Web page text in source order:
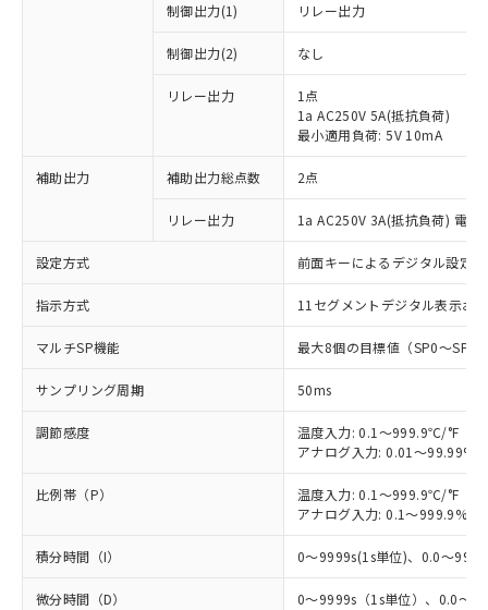
制御出力(1) リレー出力
制御出力(2) なし
リレー出力
1点
1a AC250V 5A(抵抗負荷)
最小適用負荷: 5V 10mA
補助出力 補助出力総点数 2点
リレー出力 1a AC250V 3A(抵抗負荷) 電
設定方式 前面キーによるデジタル設定
指示方式 11セグメントデジタル表示お
マルチSP機能 最大8個の目標値（SP0～SP7
サンプリング周期 50ms
調節感度
温度入力: 0.1～999.9℃/°F（
アナログ入力: 0.01～
比例帯（P）
温度入力: 0.1～999.9℃/°F（
アナログ入力: 0.1～999.9%FS
積分時間（I） 0～9999s(1s単位)、0.0～
微分時間（D） 0～9999s（1s単位）、0.0～